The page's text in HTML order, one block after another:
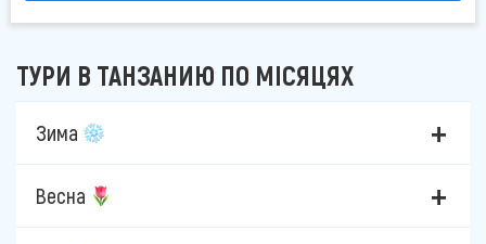
ТУРИ В ТАНЗАНИЮ ПО МІСЯЦЯХ
Зима
Весна